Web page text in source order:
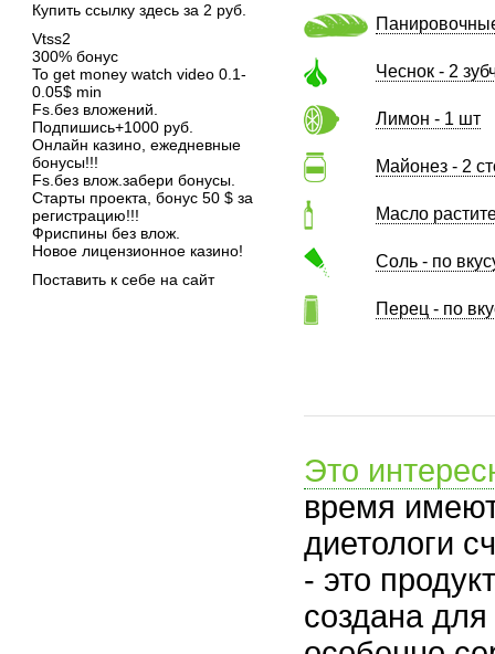
Купить ссылку здесь за 2 руб.
Vtss2
300% бонус
To get money watch video 0.1-
0.05$ min
Fs.без вложений.
Подпишись+1000 руб.
Онлайн казино, ежедневные
бонусы!!!
Fs.без влож.забери бонусы.
Старты проекта, бонус 50 $ за
регистрацию!!!
Фриспины без влож.
Новое лицензионное казино!
Поставить к себе на сайт
Чеснок - 2
Лимон - 1 шт
Майонез - 2
Масло
Соль - по
Перец - по
Это
время
диетологи
- это
создана